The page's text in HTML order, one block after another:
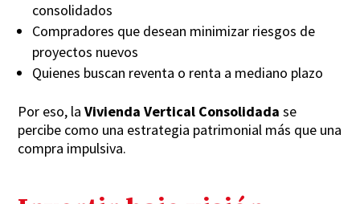
consolidados
Compradores que desean minimizar riesgos de
proyectos nuevos
Quienes buscan reventa o renta a mediano plazo
Por eso, laVivienda Vertical Consolidada se
percibe como una estrategia patrimonial más que una
compra impulsiva.